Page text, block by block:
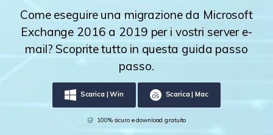
Controlla tutte le caratteristiche
Problemi del Dispositivo Archiviazione
Centro di conoscenza
Novità
50% OFF!
Come eseguire una migrazione da Microsoft
Exchange 2016 a 2019 per i vostri server e-
mail? Scoprite tutto in questa guida passo
passo.
Scarica | Win Scarica | Mac
100% sicuro e download gratuito